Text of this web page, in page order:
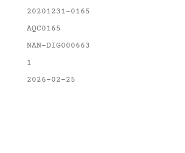
20201231-0165
AQC0165
NAN-DIG000663
1
2026-02-25